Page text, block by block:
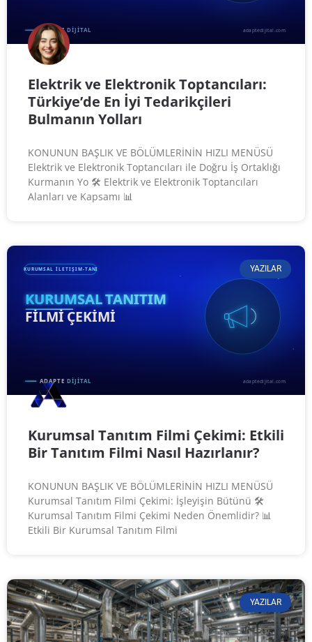
Elektrik ve Elektronik Toptancıları:
Türkiye’de En İyi Tedarikçileri
Bulmanın Yolları
KONUNUN BAŞLIK VE BÖLÜMLERİNİN HIZLI MENÜSÜ
Elektrik ve Elektronik Toptancıları ile Doğru İş Ortaklığı
Kurmanın Yo 🛠️ Elektrik ve Elektronik Toptancıları
Alanları ve Kapsamı 📊
YAZILAR
Kurumsal Tanıtım Filmi Çekimi: Etkili
Bir Tanıtım Filmi Nasıl Hazırlanır?
KONUNUN BAŞLIK VE BÖLÜMLERİNİN HIZLI MENÜSÜ
Kurumsal Tanıtım Filmi Çekimi: İşleyişin Bütünü 🛠️
Kurumsal Tanıtım Filmi Çekimi Neden Önemlidir? 📊
Etkili Bir Kurumsal Tanıtım Filmi
YAZILAR